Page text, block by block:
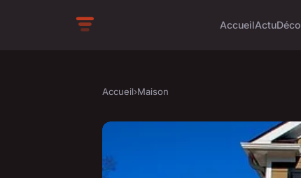
AccueilActuDéco
Accueil›Maison